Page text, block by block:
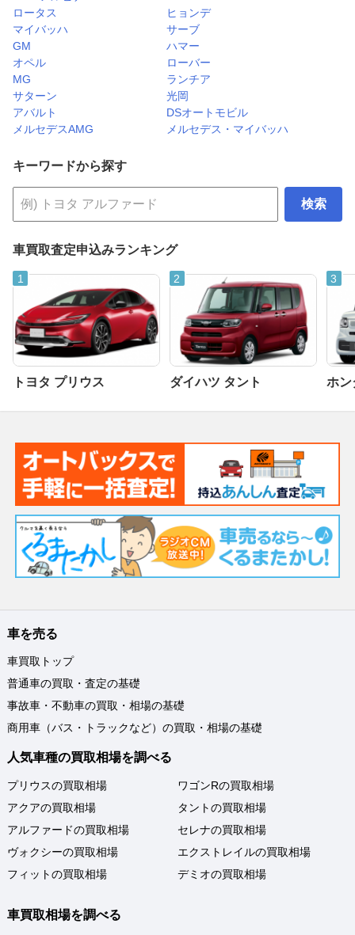
ロータス
ヒョンデ
マイバッハ
サーブ
GM
ハマー
オペル
ローバー
MG
ランチア
サターン
光岡
アバルト
DSオートモビル
メルセデスAMG
メルセデス・マイバッハ
キーワードから探す
検索
車買取査定申込みランキング
トヨタ プリウス ダイハツ タント ホン
車を売る
車買取トップ
普通車の買取・査定の基礎
事故車・不動車の買取・相場の基礎
商用車（バス・トラックなど）の買取・相場の基礎
人気車種の買取相場を調べる
プリウスの買取相場
アクアの買取相場
アルファードの買取相場
ヴォクシーの買取相場
フィットの買取相場
ワゴンRの買取相場
タントの買取相場
セレナの買取相場
エクストレイルの買取相場
デミオの買取相場
車買取相場を調べる